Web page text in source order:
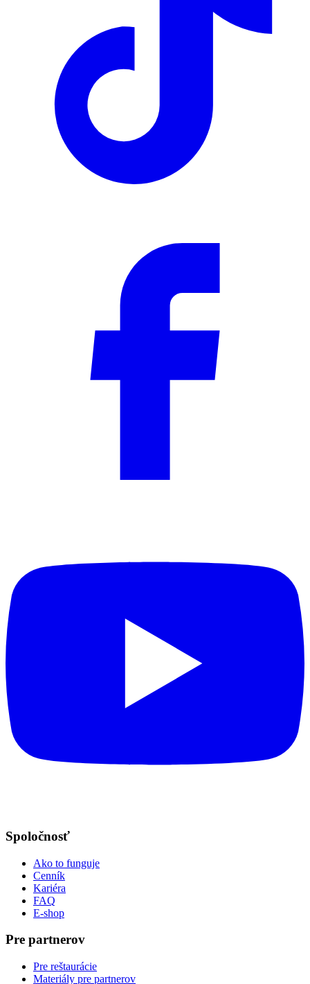
Spoločnosť
Ako to funguje
Cenník
Kariéra
FAQ
E-shop
Pre partnerov
Pre reštaurácie
Materiály pre partnerov